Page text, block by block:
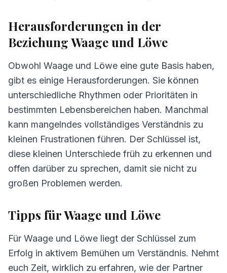
Herausforderungen in der
Beziehung Waage und Löwe
Obwohl Waage und Löwe eine gute Basis haben,
gibt es einige Herausforderungen. Sie können
unterschiedliche Rhythmen oder Prioritäten in
bestimmten Lebensbereichen haben. Manchmal
kann mangelndes vollständiges Verständnis zu
kleinen Frustrationen führen. Der Schlüssel ist,
diese kleinen Unterschiede früh zu erkennen und
offen darüber zu sprechen, damit sie nicht zu
großen Problemen werden.
Tipps für Waage und Löwe
Für Waage und Löwe liegt der Schlüssel zum
Erfolg in aktivem Bemühen um Verständnis. Nehmt
euch Zeit, wirklich zu erfahren, wie der Partner